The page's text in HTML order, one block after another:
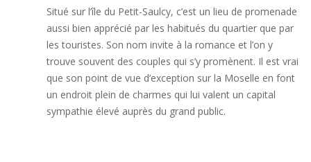
Situé sur l’île du Petit-Saulcy, c’est un lieu de promenade
aussi bien apprécié par les habitués du quartier que par
les touristes. Son nom invite à la romance et l’on y
trouve souvent des couples qui s’y promènent. Il est vrai
que son point de vue d’exception sur la Moselle en font
un endroit plein de charmes qui lui valent un capital
sympathie élevé auprès du grand public.